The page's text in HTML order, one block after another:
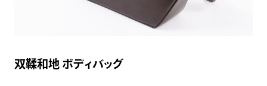
双鞣和地 ボディバッグ